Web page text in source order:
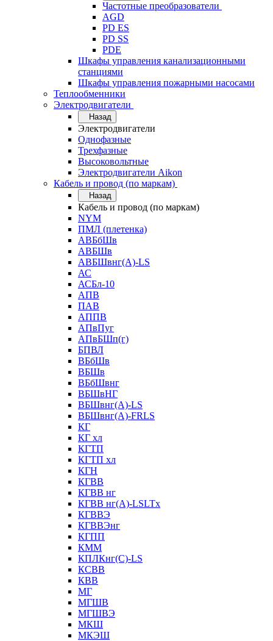
Частотные преобразователи
AGD
PD ES
PD SS
PDE
Шкафы управления канализационными
станциями
Шкафы управления пожарными насосами
Теплообменники
Электродвигатели
Назад
Электродвигатели
Однофазные
Трехфазные
Высоковольтные
Электродвигатели Aikon
Кабель и провод (по маркам)
Назад
Кабель и провод (по маркам)
NYM
ПМЛ (плетенка)
АВБбШв
АВБШв
АВБШвнг(А)-LS
АС
АСБл-10
АПВ
ПАВ
АППВ
АПвПуг
АПвБШп(г)
БПВЛ
ВБбШв
ВБШв
ВБбШвнг
ВБШвНГ
ВБШвнг(А)-LS
ВБШвнг(А)-FRLS
КГ
КГ хл
КГТП
КГТП хл
КГН
КГВВ
КГВВ нг
КГВВ нг(А)-LSLTx
КГВВЭ
КГВВЭнг
КГПП
КММ
КПЛКнг(C)-LS
КСВВ
КВВ
МГ
МГШВ
МГШВЭ
МКШ
МКЭШ